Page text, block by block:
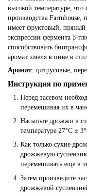
высокой температуре,
производства Farmhouse,
имеет фруктовый,
экспрессии фермента β-
способствовать
аромат хмеля в пиве в
Аромат: цитрусовые,
Инструкция по
Перед засевом
перемешивая их в
Насыпьте дрожжи в
температуре 27°C ±
Как только сухие
дрожжевую
перемешивать еще в
Затем произведите
дрожжевой